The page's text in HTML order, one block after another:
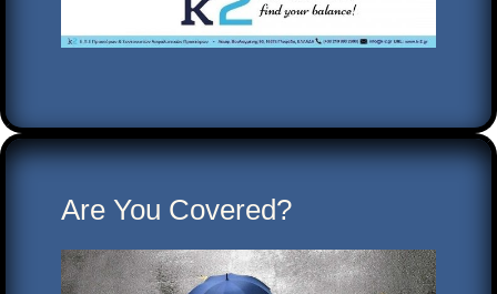
Are You Covered?